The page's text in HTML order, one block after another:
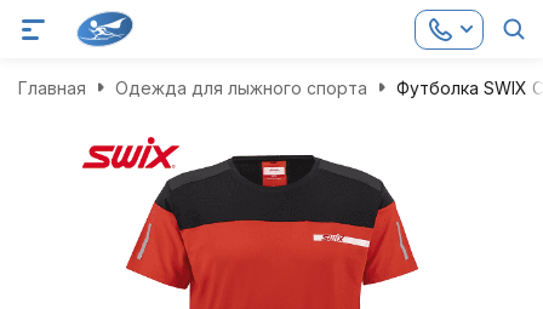
Главная Одежда для лыжного спорта Футболка SWIX